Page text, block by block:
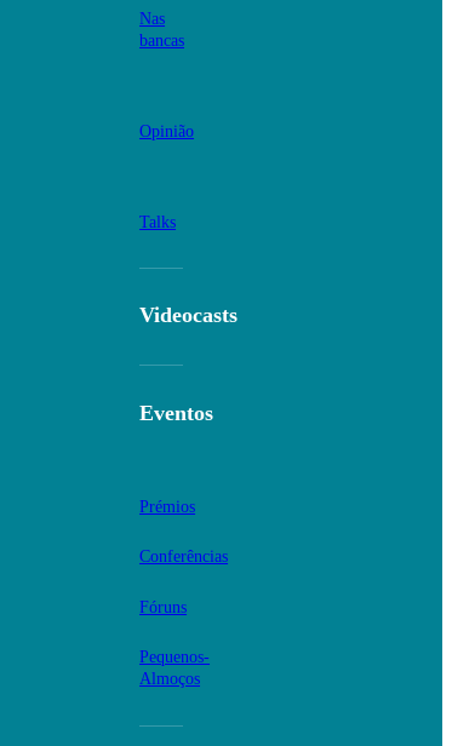
Nas
bancas
Opinião
Talks
Videocasts
Eventos
Prémios
Conferências
Fóruns
Pequenos-
Almoços